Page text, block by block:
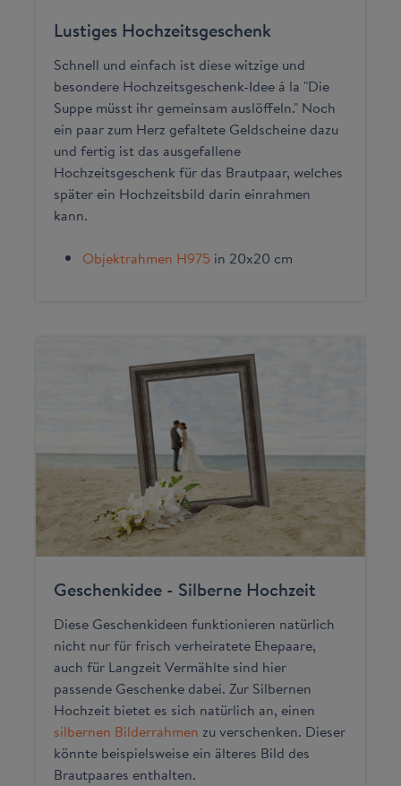
Lustiges Hochzeitsgeschenk
Schnell und einfach ist diese witzige und
besondere Hochzeitsgeschenk-Idee á la "Die
Suppe müsst ihr gemeinsam auslöffeln." Noch
ein paar zum Herz gefaltete Geldscheine dazu
und fertig ist das ausgefallene
Hochzeitsgeschenk für das Brautpaar, welches
später ein Hochzeitsbild darin einrahmen
kann.
Objektrahmen H975 in 20x20 cm
Geschenkidee - Silberne Hochzeit
Diese Geschenkideen funktionieren natürlich
nicht nur für frisch verheiratete Ehepaare,
auch für Langzeit Vermählte sind hier
passende Geschenke dabei. Zur Silbernen
Hochzeit bietet es sich natürlich an, einen
silbernen Bilderrahmen zu verschenken. Dieser
könnte beispielsweise ein älteres Bild des
Brautpaares enthalten.